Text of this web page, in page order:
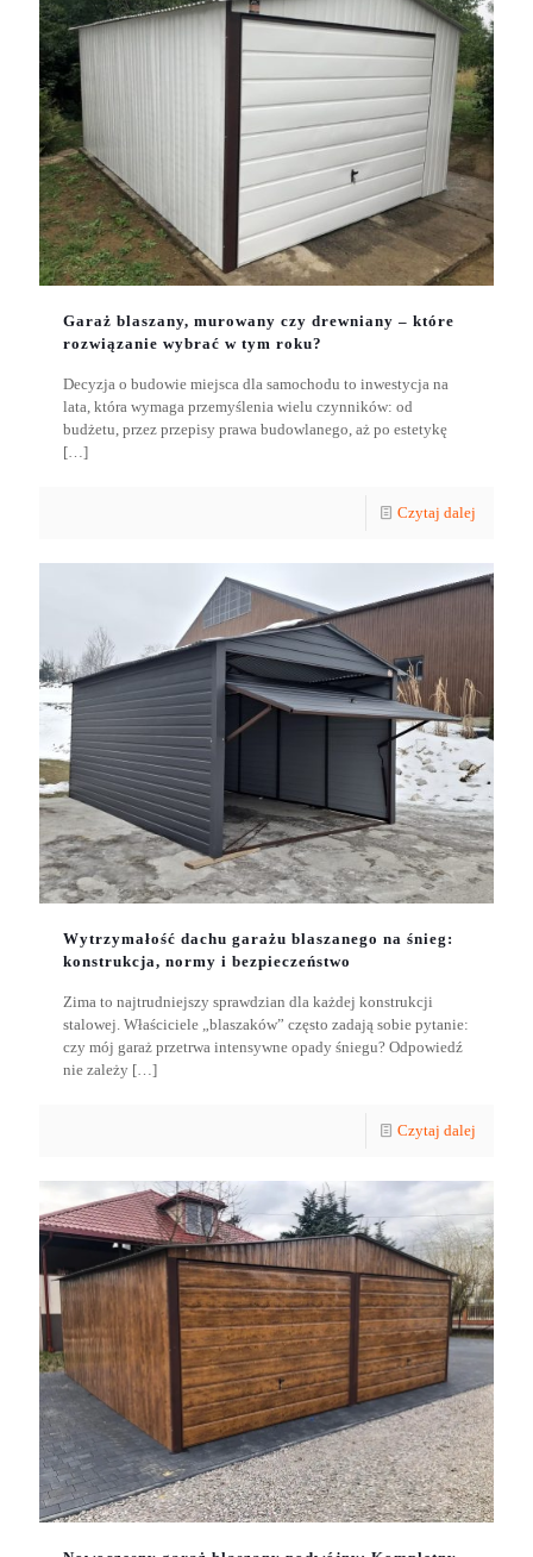
Garaż blaszany, murowany czy drewniany – które
rozwiązanie wybrać w tym roku?
Decyzja o budowie miejsca dla samochodu to inwestycja na
lata, która wymaga przemyślenia wielu czynników: od
budżetu, przez przepisy prawa budowlanego, aż po estetykę
[…]
Czytaj dalej
Wytrzymałość dachu garażu blaszanego na śnieg:
konstrukcja, normy i bezpieczeństwo
Zima to najtrudniejszy sprawdzian dla każdej konstrukcji
stalowej. Właściciele „blaszaków” często zadają sobie pytanie:
czy mój garaż przetrwa intensywne opady śniegu? Odpowiedź
nie zależy […]
Czytaj dalej